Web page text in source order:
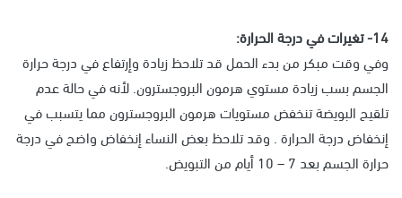
14- تغيرات في درجة الحرارة:
وفي وقت مبكر من بدء الحمل قد تلاحظ زيادة وإرتفاع في درجة حرارة
الجسم بسب زيادة مستوي هرمون البروجسترون. لأنه في حالة عدم
تلقيح البويضة تنخفض مستويات هرمون البروجسترون مما يتسبب في
إنخفاض درجة الحرارة . وقد تلاحظ بعض النساء إنخفاض واضح في درجة
حرارة الجسم بعد 7 – 10 أيام من التبويض.